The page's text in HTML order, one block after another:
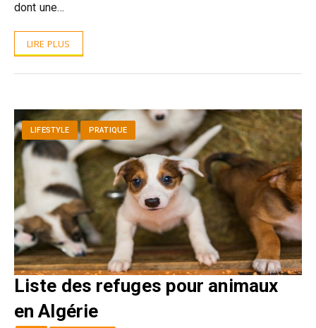
dont une…
LIRE PLUS
LIFESTYLE PRATIQUE
Liste des refuges pour animaux
en Algérie